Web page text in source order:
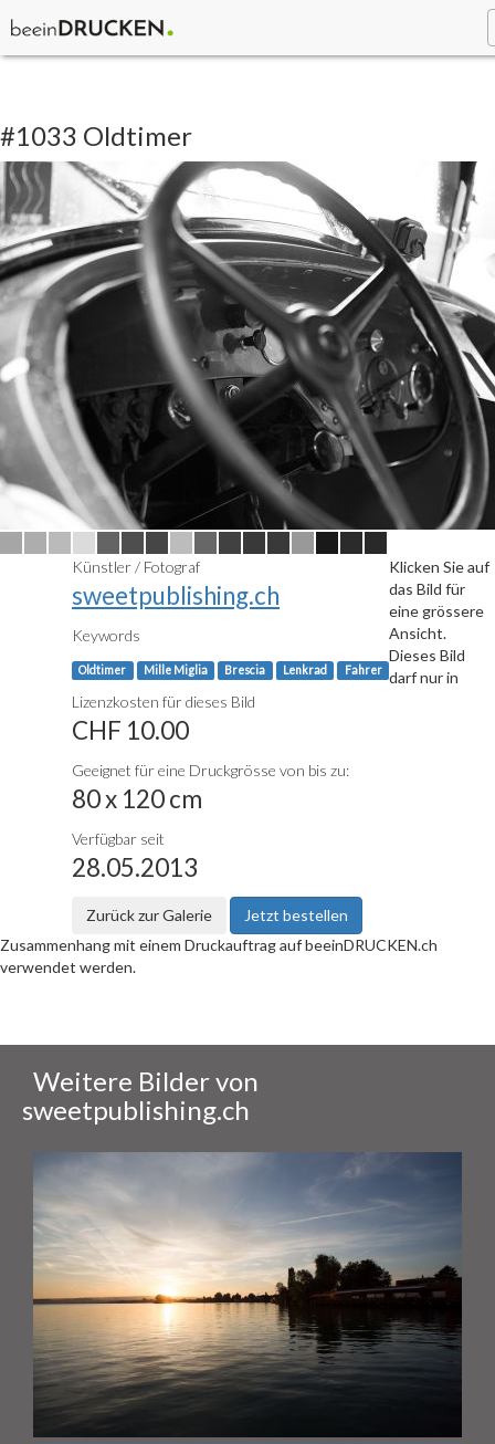
#1033 Oldtimer
Künstler / Fotograf
sweetpublishing.ch
Keywords
Oldtimer Mille Miglia Brescia Lenkrad Fahrer
Lizenzkosten für dieses Bild
CHF 10.00
Geeignet für eine Druckgrösse von bis zu:
80 x 120 cm
Verfügbar seit
28.05.2013
Zurück zur Galerie Jetzt bestellen
Klicken Sie auf
das Bild für
eine grössere
Ansicht.
Dieses Bild
darf nur in
Zusammenhang mit einem Druckauftrag auf beeinDRUCKEN.ch
verwendet werden.
Weitere Bilder von
sweetpublishing.ch